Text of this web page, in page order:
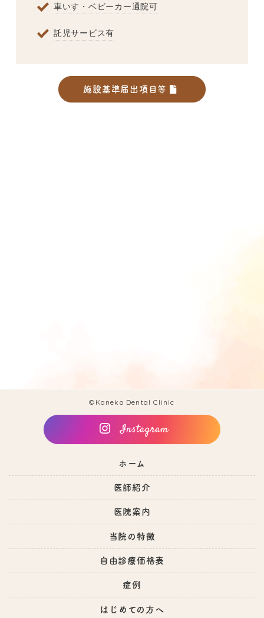
車いす・ベビーカー通院可
託児サービス有
施設基準届出項目等
©Kaneko Dental Clinic
ホーム
医師紹介
医院案内
当院の特徴
自由診療価格表
症例
はじめての方へ